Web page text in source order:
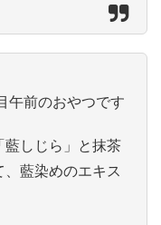
午前のおやつです
藍しじら」と抹茶
藍染めのエキス